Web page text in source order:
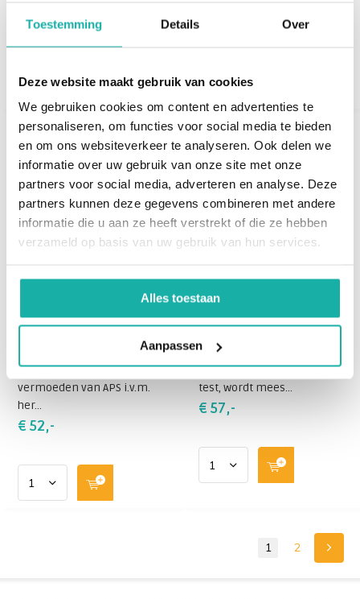
Toestemming Details Over
Deze website maakt gebruik van cookies
We gebruiken cookies om content en advertenties te
personaliseren, om functies voor social media te bieden
en om ons websiteverkeer te analyseren. Ook delen we
informatie over uw gebruik van onze site met onze
partners voor social media, adverteren en analyse. Deze
partners kunnen deze gegevens combineren met andere
informatie die u aan ze heeft verstrekt of die ze hebben
verzameld op basis van uw gebruik van hun services.
Alles toestaan
Aanpassen
€ 35,-
Phosphatidylserine
aanvragen bij het
vermoeden van APS i.v.m.
her...
€ 52,-
Beta-2-glycoproteïne
(IgM) miskraam
glycoproteïne IgM, ook
bekend als Beta-2-GP IgM-
test, wordt mees...
€ 57,-
1 2